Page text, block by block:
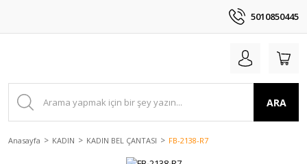
5010850445
ARA
Anasayfa KADIN KADIN BEL ÇANTASI FB-2138-R7